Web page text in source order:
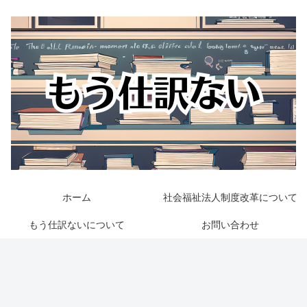
ホーム 社会福祉法人制度改革について
もう仕訳ないについて お問い合わせ